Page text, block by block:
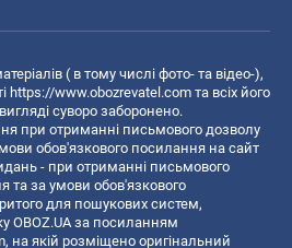
( в тому числі фото- та відео-),
https://www.obozrevatel.com та всіх його
суворо заборонено.
при отриманні письмового дозволу
обов'язкового посилання на сайт
- при отриманні письмового
та за умови обов'язкового
для пошукових систем,
OBOZ.UA за посиланням
, на якій розміщено оригінальний